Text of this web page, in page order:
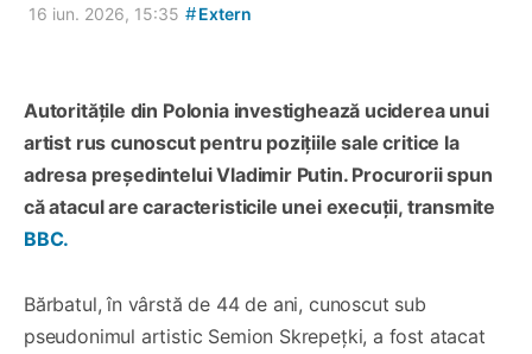
16 iun. 2026, 15:35 #Extern
Autoritățile din Polonia investighează uciderea unui
artist rus cunoscut pentru pozițiile sale critice la
adresa președintelui Vladimir Putin. Procurorii spun
că atacul are caracteristicile unei execuții, transmite
BBC.
Bărbatul, în vârstă de 44 de ani, cunoscut sub
pseudonimul artistic Semion Skrepețki, a fost atacat